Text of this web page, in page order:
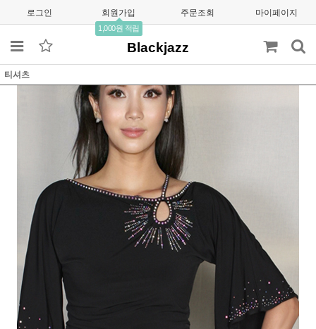
로그인 회원가입
1,000원 적립
주문조회 마이페이지
Blackjazz
티셔츠